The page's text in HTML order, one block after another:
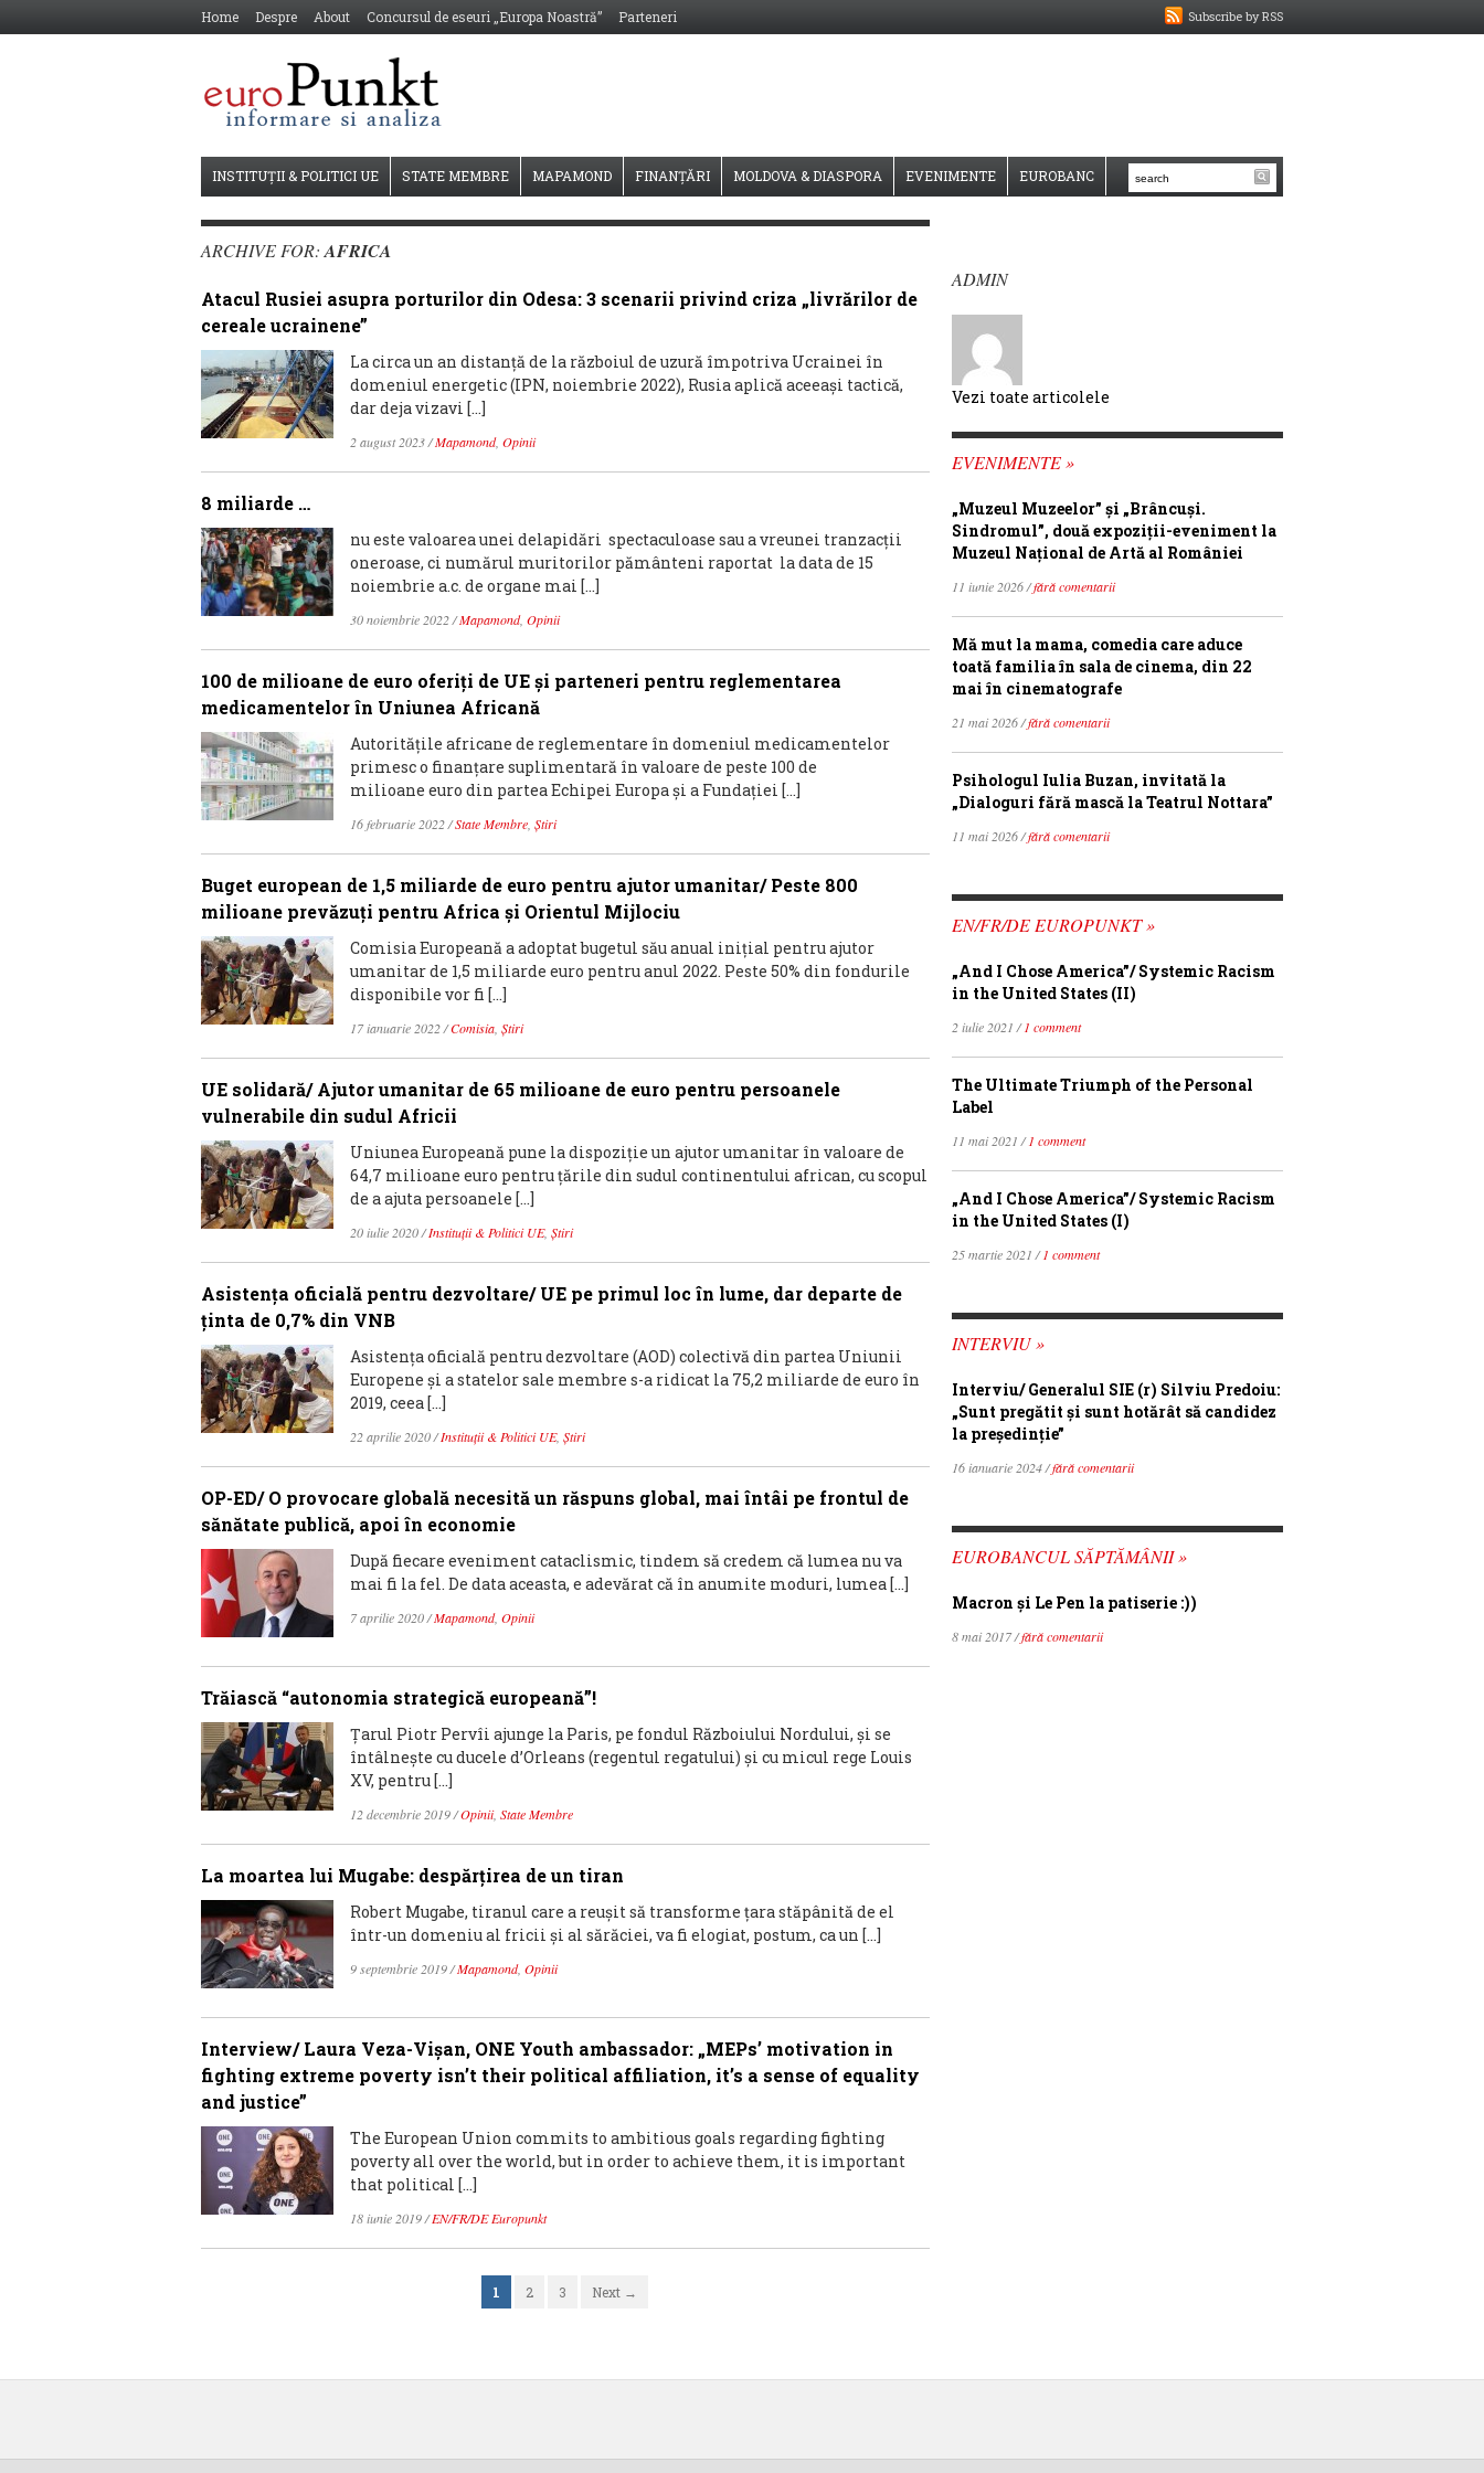
Subscribe by RSS
Home Despre About Concursul de eseuri „Europa Noastră” Parteneri
INSTITUȚII & POLITICI UE STATE MEMBRE MAPAMOND FINANȚĂRI MOLDOVA & DIASPORA EVENIMENTE EUROBANC
ARCHIVE FOR: AFRICA
Atacul Rusiei asupra porturilor din Odesa: 3 scenarii privind criza „livrărilor de
cereale ucrainene”
La circa un an distanță de la războiul de uzură împotriva Ucrainei în
domeniul energetic (IPN, noiembrie 2022), Rusia aplică aceeași tactică,
dar deja vizavi […]
2 august 2023/Mapamond, Opinii
8 miliarde …
nu este valoarea unei delapidări spectaculoase sau a vreunei tranzacții
oneroase, ci numărul muritorilor pământeni raportat la data de 15
noiembrie a.c. de organe mai […]
30 noiembrie 2022/Mapamond, Opinii
100 de milioane de euro oferiți de UE și parteneri pentru reglementarea
medicamentelor în Uniunea Africană
Autoritățile africane de reglementare în domeniul medicamentelor
primesc o finanțare suplimentară în valoare de peste 100 de
milioane euro din partea Echipei Europa și a Fundației […]
16 februarie 2022/State Membre Știri
Buget european de 1,5 miliarde de euro pentru ajutor umanitar/ Peste 800
milioane prevăzuți pentru Africa și Orientul Mijlociu
Comisia Europeană a adoptat bugetul său anual inițial pentru ajutor
umanitar de 1,5 miliarde euro pentru anul 2022. Peste 50% din fondurile
disponibile vor fi […]
17 ianuarie 2022/Comisia Știri
UE solidară/ Ajutor umanitar de 65 milioane de euro pentru persoanele
vulnerabile din sudul Africii
Uniunea Europeană pune la dispoziție un ajutor umanitar în valoare de
64,7 milioane euro pentru țările din sudul continentului african, cu scopul
de a ajuta persoanele […]
20 iulie 2020/Instituții & Politici UE, Știri
Asistența oficială pentru dezvoltare/ UE pe primul loc în lume, dar departe de
ținta de 0,7% din VNB
Asistența oficială pentru dezvoltare (AOD) colectivă din partea Uniunii
Europene și a statelor sale membre s-a ridicat la 75,2 miliarde de euro în
2019, ceea […]
22 aprilie 2020/Instituții & Politici UE, Știri
OP-ED/ O provocare globală necesită un răspuns global, mai întâi pe frontul de
sănătate publică, apoi în economie
După fiecare eveniment cataclismic, tindem să credem că lumea nu va
mai fi la fel. De data aceasta, e adevărat că în anumite moduri, lumea […]
7 aprilie 2020/Mapamond, Opinii
Trăiască “autonomia strategică europeană”!
Țarul Piotr Pervîi ajunge la Paris, pe fondul Războiului Nordului, și se
întâlnește cu ducele d’Orleans (regentul regatului) și cu micul rege Louis
XV, pentru […]
12 decembrie 2019/Opinii, State Membre
La moartea lui Mugabe: despărţirea de un tiran
Robert Mugabe, tiranul care a reuşit să transforme ţara stăpânită de el
într-un domeniu al fricii şi al sărăciei, va fi elogiat, postum, ca un […]
9 septembrie 2019/Mapamond, Opinii
Interview/ Laura Veza-Vişan, ONE Youth ambassador: „MEPs’ motivation in
fighting extreme poverty isn’t their political affiliation, it’s a sense of equality
and justice”
The European Union commits to ambitious goals regarding fighting
poverty all over the world, but in order to achieve them, it is important
that political […]
18 iunie 2019/EN/FR/DE Europunkt
1 2 3 Next →
ADMIN
Vezi toate articolele
EVENIMENTE »
„Muzeul Muzeelor” și „Brâncuși.
Sindromul”, două expoziții-eveniment la
Muzeul Național de Artă al României
11 iunie 2026 /fără comentarii
Mă mut la mama, comedia care aduce
toată familia în sala de cinema, din 22
mai în cinematografe
21 mai 2026 /fără comentarii
Psihologul Iulia Buzan, invitată la
„Dialoguri fără mască la Teatrul Nottara”
11 mai 2026 /fără comentarii
EN/FR/DE EUROPUNKT »
„And I Chose America”/ Systemic Racism
in the United States (II)
2 iulie 2021 /1 comment
The Ultimate Triumph of the Personal
Label
11 mai 2021 /1 comment
„And I Chose America”/ Systemic Racism
in the United States (I)
25 martie 2021 /1 comment
INTERVIU »
Interviu/ Generalul SIE (r) Silviu Predoiu:
„Sunt pregătit și sunt hotărât să candidez
la președinție”
16 ianuarie 2024 /fără comentarii
EUROBANCUL SĂPTĂMÂNII »
Macron şi Le Pen la patiserie :))
8 mai 2017 /fără comentarii